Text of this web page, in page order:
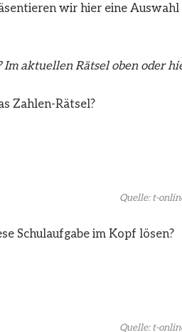
wir hier eine
Im aktuellen Rätsel oben oder
Zahlen-Rätsel?
Quelle: t-
Schulaufgabe im Kopf lösen?
Quelle: t-